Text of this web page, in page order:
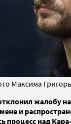
Максима
жалобу
и
процесс над